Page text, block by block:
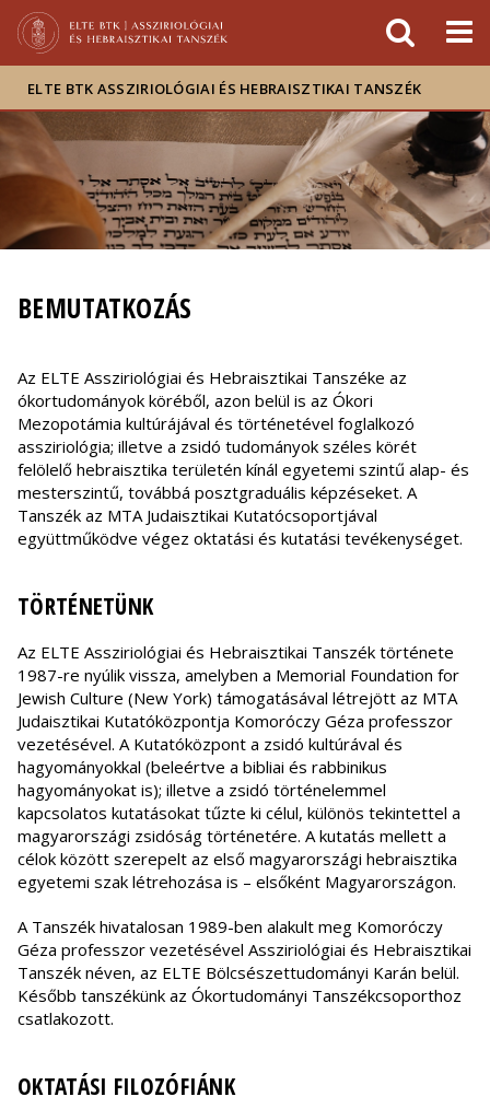
Hírek
Események
ELTE a
sajtóban
ELTE BTK ASSZIRIOLÓGIAI ÉS HEBRAISZTIKAI TANSZÉK
BEMUTATKOZÁS
Az ELTE Assziriológiai és Hebraisztikai Tanszéke az
ókortudományok köréből, azon belül is az Ókori
Mezopotámia kultúrájával és történetével foglalkozó
assziriológia; illetve a zsidó tudományok széles körét
felölelő hebraisztika területén kínál egyetemi szintű alap- és
mesterszintű, továbbá posztgraduális képzéseket. A
Tanszék az MTA Judaisztikai Kutatócsoportjával
együttműködve végez oktatási és kutatási tevékenységet.
TÖRTÉNETÜNK
Az ELTE Assziriológiai és Hebraisztikai Tanszék története
1987-re nyúlik vissza, amelyben a Memorial Foundation for
Jewish Culture (New York) támogatásával létrejött az MTA
Judaisztikai Kutatóközpontja Komoróczy Géza professzor
vezetésével. A Kutatóközpont a zsidó kultúrával és
hagyományokkal (beleértve a bibliai és rabbinikus
hagyományokat is); illetve a zsidó történelemmel
kapcsolatos kutatásokat tűzte ki célul, különös tekintettel a
magyarországi zsidóság történetére. A kutatás mellett a
célok között szerepelt az első magyarországi hebraisztika
egyetemi szak létrehozása is – elsőként Magyarországon.
A Tanszék hivatalosan 1989-ben alakult meg Komoróczy
Géza professzor vezetésével Assziriológiai és Hebraisztikai
Tanszék néven, az ELTE Bölcsészettudományi Karán belül.
Később tanszékünk az Ókortudományi Tanszékcsoporthoz
csatlakozott.
OKTATÁSI FILOZÓFIÁNK